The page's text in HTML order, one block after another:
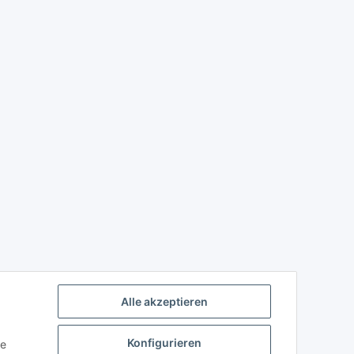
Alle akzeptieren
Konfigurieren